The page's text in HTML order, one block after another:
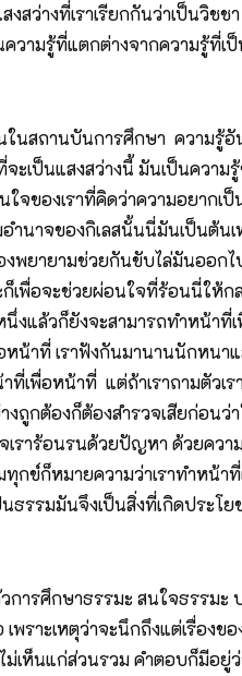
สว่างที่เราเรียกกันว่าเป็นวิชช
ความรู้ที่แตกต่างจากความรู้ที่เ
นในสถานบันการศึกษา ความรู้
ะเป็นแสงสว่างนี้ มันเป็นความ
ใจของเราที่คิดว่าความอยากเ
ำนาจของกิเลสนั้นนี่มันเป็นต้น
งพยายามช่วยกันขับไล่มันออก
เพื่อจะช่วยผ่อนใจที่ร้อนนี่ให้ก
งแล้วก็ยังจะสามารถทำหน้าที่
น้าที่ เราฟังกันมานานนักหนาแ
เพื่อหน้าที่ แต่ถ้าเราถามตัวเร
ถูกต้องก็ต้องสำรวจเสียก่อนว่
เราร้อนรนด้วยปัญหา ด้วยคว
กข์ก็หมายความว่าเราทำหน้า
ธรรมมันจึงเป็นสิ่งที่เกิดประโ
การศึกษาธรรมะ สนใจธรรมะ
ราะเหตุว่าจะนึกถึงแต่เรื่องขอ
เห็นแก่ส่วนรวม คำตอบก็มีอยู่